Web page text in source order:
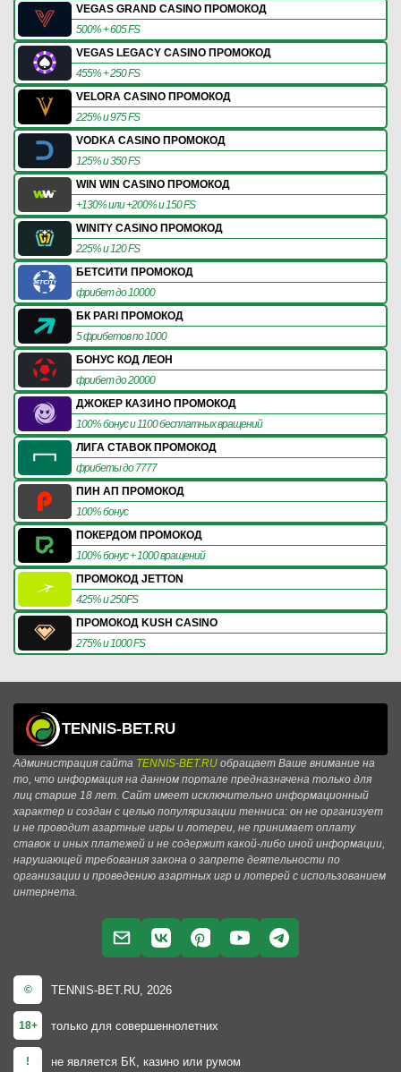
VEGAS GRAND CASINO ПРОМОКОД
500% + 605 FS
VEGAS LEGACY CASINO ПРОМОКОД
455% + 250 FS
VELORA CASINO ПРОМОКОД
225% и 975 FS
VODKA CASINO ПРОМОКОД
125% и 350 FS
WIN WIN CASINO ПРОМОКОД
+130% или +200% и 150 FS
WINITY CASINO ПРОМОКОД
225% и 120 FS
БЕТСИТИ ПРОМОКОД
фрибет до 10000
БК PARI ПРОМОКОД
5 фрибетов по 1000
БОНУС КОД ЛЕОН
фрибет до 20000
ДЖОКЕР КАЗИНО ПРОМОКОД
100% бонус и 1100 бесплатных вращений
ЛИГА СТАВОК ПРОМОКОД
фрибеты до 7777
ПИН АП ПРОМОКОД
100% бонус
ПОКЕРДОМ ПРОМОКОД
100% бонус + 1000 вращений
ПРОМОКОД JETTON
425% и 250FS
ПРОМОКОД KUSH CASINO
275% и 1000 FS
TENNIS-BET.RU
Администрация сайта TENNIS-BET.RU обращает Ваше внимание на
то, что информация на данном портале предназначена только для
лиц старше 18 лет. Сайт имеет исключительно информационный
характер и создан с целью популяризации тенниса: он не организует
и не проводит азартные игры и лотереи, не принимает оплату
ставок и иных платежей и не содержит какой-либо иной информации,
нарушающей требования закона о запрете деятельности по
организации и проведению азартных игр и лотерей с использованием
интернета.
© TENNIS-BET.RU, 2026
18+ только для совершеннолетних
! не является БК, казино или румом